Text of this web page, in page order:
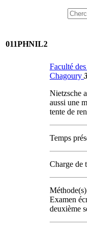
011PHNIL2
Faculté
Chagoury
Nietzsche
aussi une
tente de
Temps
Charge de
Examen
deuxième